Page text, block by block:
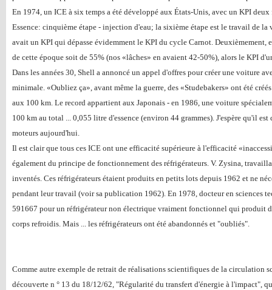
En 1974, un ICE à six temps a été développé aux États-Unis, avec un KPI
Essence: cinquième étape - injection d'eau; la sixième étape est le travail de la
avait un KPI qui dépasse évidemment le KPI du cycle Carnot. Deuxièmement,
de cette époque soit de 55% (nos «lâches» en avaient 42-50%), alors le KPI
Dans les années 30, Shell a annoncé un appel d'offres pour créer une voiture
minimale. «Oubliez ça», avant même la guerre, des «Studebakers» ont été
aux 100 km. Le record appartient aux Japonais - en 1986, une voiture
100 km au total ... 0,055 litre d'essence (environ 44 grammes). J'espère qu'il
moteurs aujourd'hui.
Il est clair que tous ces ICE ont une efficacité supérieure à l'efficacité
également du principe de fonctionnement des réfrigérateurs. V. Zysina,
inventés. Ces réfrigérateurs étaient produits en petits lots depuis 1962 et ne
pendant leur travail (voir sa publication 1962). En 1978, docteur en sciences
591667 pour un réfrigérateur non électrique vraiment fonctionnel qui produit
corps refroidis. Mais ... les réfrigérateurs ont été abandonnés et "oubliés".
Comme autre exemple de retrait de réalisations scientifiques de la circulation
découverte n ° 13 du 18/12/62, "Régularité du transfert d'énergie à l'impact",